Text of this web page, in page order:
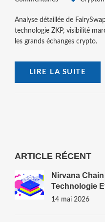
Analyse détaillée de
technologie ZKP, visibilité
les grands échanges crypto.
LIRE LA SUITE
ARTICLE RÉCENT
Nirvana
Technologie
14 mai 2026